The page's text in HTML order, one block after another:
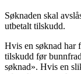
Søknaden skal
utbetalt tilskudd.
Hvis en søknad har
tilskudd før
søknad». Hvis en